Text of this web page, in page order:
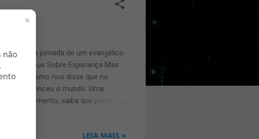
×
nãopois a jornada de um evangélico
de Deus Sobre Esperança Mas
mesmo nos disse que no
Jesus venceu o mundo. Uma
momento, saiba que portas
crê comenta um amém aí.
de
bíblicas de esperança e
LEIA MAIS »